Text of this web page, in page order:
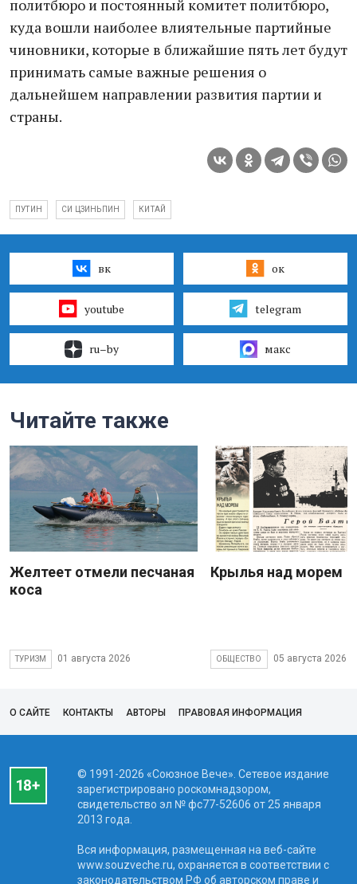
политбюро и постоянный комитет политбюро,
куда вошли наиболее влиятельные партийные
чиновники, которые в ближайшие пять лет будут
принимать самые важные решения о
дальнейшем направлении развития партии и
страны.
ПУТИН СИ ЦЗИНЬПИН КИТАЙ
вк ок
youtube telegram
ru–by макс
Читайте также
Желтеет отмели песчаная
коса
ТУРИЗМ 01 августа 2026
Крылья над морем
ОБЩЕСТВО 05 августа 2026
О САЙТЕ КОНТАКТЫ АВТОРЫ ПРАВОВАЯ ИНФОРМАЦИЯ
© 1991-2026 «Союзное Вече». Сетевое издание
зарегистрировано роскомнадзором,
свидетельство эл № фc77-52606 от 25 января
2013 года.
Вся информация, размещенная на веб-сайте
www.souzveche.ru, охраняется в соответствии с
законодательством РФ об авторском праве и